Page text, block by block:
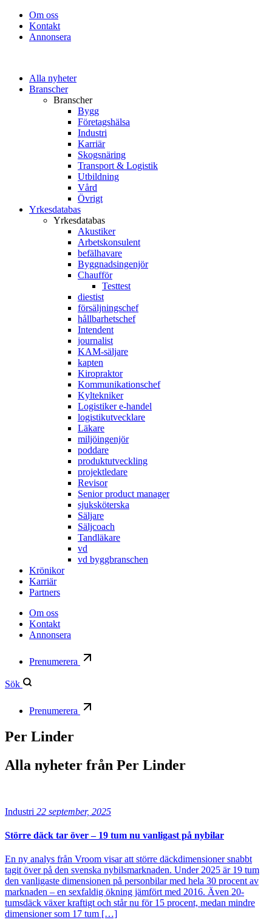
Om oss
Kontakt
Annonsera
Alla nyheter
Branscher
Branscher
Bygg
Företagshälsa
Industri
Karriär
Skogsnäring
Transport & Logistik
Utbildning
Vård
Övrigt
Yrkesdatabas
Yrkesdatabas
Akustiker
Arbetskonsulent
befälhavare
Byggnadsingenjör
Chaufför
Testtest
diestist
försäljningschef
hållbarhetschef
Intendent
journalist
KAM-säljare
kapten
Kiropraktor
Kommunikationschef
Kyltekniker
Logistiker e-handel
logistikutvecklare
Läkare
miljöingenjör
poddare
produktutveckling
projektledare
Revisor
Senior product manager
sjuksköterska
Säljare
Säljcoach
Tandläkare
vd
vd byggbranschen
Krönikor
Karriär
Partners
Om oss
Kontakt
Annonsera
Prenumerera
Sök
Prenumerera
Per Linder
Alla nyheter från Per Linder
Industri 22 september, 2025
Större däck tar över – 19 tum nu vanligast på nybilar
En ny analys från Vroom visar att större däckdimensioner snabbt
tagit över på den svenska nybilsmarknaden. Under 2025 är 19 tum
den vanligaste dimensionen på personbilar med hela 30 procent av
marknaden – en sexfaldig ökning jämfört med 2016. Även 20-
tumsdäck växer kraftigt och står nu för 15 procent, medan mindre
dimensioner som 17 tum […]